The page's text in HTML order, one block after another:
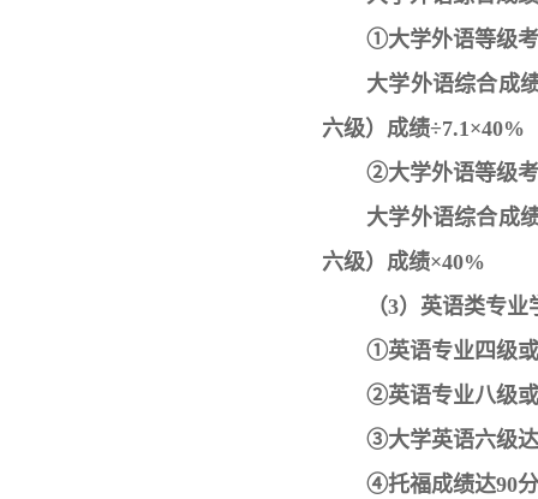
①大学外语等级
大学外语综合成
六级）成绩÷7.1×40%
②大学外语等级
大学外语综合成
六级）成绩×40%
（3）英语类专
①英语专业四级
②英语专业八级
③大学英语六级
④托福成绩达90